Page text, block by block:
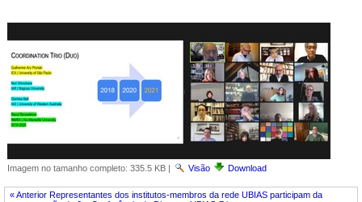
Imagem no tamanho completo: 335.5 KB| Visão Download
« Anterior Representantes dos institutos-membros da rede UBIAS participam da